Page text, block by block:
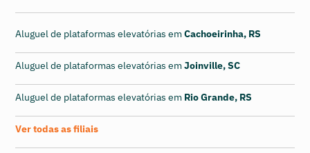
Aluguel de plataformas elevatórias emCachoeirinha, RS
Aluguel de plataformas elevatórias emJoinville, SC
Aluguel de plataformas elevatórias em Rio Grande, RS
Ver todas as filiais